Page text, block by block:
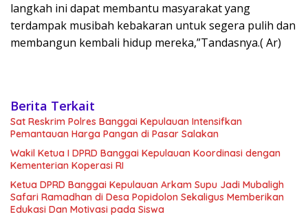
langkah ini dapat membantu masyarakat yang
terdampak musibah kebakaran untuk segera pulih dan
membangun kembali hidup mereka,”Tandasnya.( Ar)
Berita Terkait
Sat Reskrim Polres Banggai Kepulauan Intensifkan
Pemantauan Harga Pangan di Pasar Salakan
Wakil Ketua I DPRD Banggai Kepulauan Koordinasi dengan
Kementerian Koperasi RI
Ketua DPRD Banggai Kepulauan Arkam Supu Jadi Mubaligh
Safari Ramadhan di Desa Popidolon Sekaligus Memberikan
Edukasi Dan Motivasi pada Siswa